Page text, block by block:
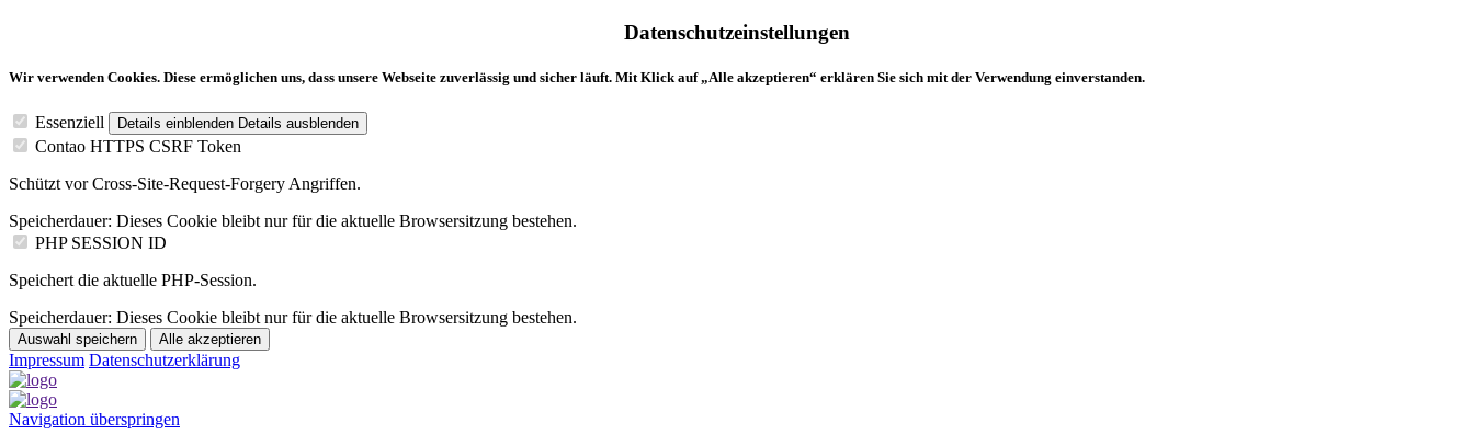
Datenschutzeinstellungen
Wir verwenden Cookies. Diese ermöglichen uns, dass unsere Webseite zuverlässig und sicher läuft. Mit Klick auf „Alle akzeptieren“ erklären Sie sich mit der Verwendung einverstanden.
Essenziell Details einblenden Details ausblenden
Contao HTTPS CSRF Token
Schützt vor Cross-Site-Request-Forgery Angriffen.
Speicherdauer: Dieses Cookie bleibt nur für die aktuelle Browsersitzung bestehen.
PHP SESSION ID
Speichert die aktuelle PHP-Session.
Speicherdauer: Dieses Cookie bleibt nur für die aktuelle Browsersitzung bestehen.
Auswahl speichern Alle akzeptieren
Impressum Datenschutzerklärung
Navigation überspringen